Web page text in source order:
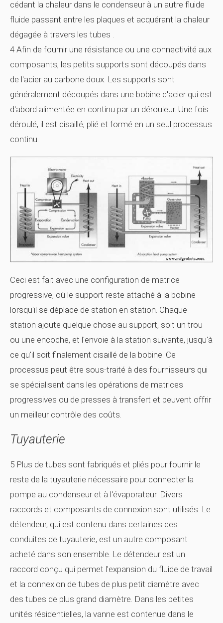
cédant la chaleur dans le condenseur à un autre fluide
fluide passant entre les plaques et acquérant la chaleur
dégagée à travers les tubes .
4 Afin de fournir une résistance ou une connectivité aux
composants, les petits supports sont découpés dans
de l'acier au carbone doux. Les supports sont
généralement découpés dans une bobine d'acier qui est
d'abord alimentée en continu par un dérouleur. Une fois
déroulé, il est cisaillé, plié et formé en un seul processus
continu.
Ceci est fait avec une configuration de matrice
progressive, où le support reste attaché à la bobine
lorsqu'il se déplace de station en station. Chaque
station ajoute quelque chose au support, soit un trou
ou une encoche, et l'envoie à la station suivante, jusqu'à
ce qu'il soit finalement cisaillé de la bobine. Ce
processus peut être sous-traité à des fournisseurs qui
se spécialisent dans les opérations de matrices
progressives ou de presses à transfert et peuvent offrir
un meilleur contrôle des coûts.
Tuyauterie
5 Plus de tubes sont fabriqués et pliés pour fournir le
reste de la tuyauterie nécessaire pour connecter la
pompe au condenseur et à l'évaporateur. Divers
raccords et composants de connexion sont utilisés. Le
détendeur, qui est contenu dans certaines des
conduites de tuyauterie, est un autre composant
acheté dans son ensemble. Le détendeur est un
raccord conçu qui permet l'expansion du fluide de travail
et la connexion de tubes de plus petit diamètre avec
des tubes de plus grand diamètre. Dans les petites
unités résidentielles, la vanne est contenue dans le